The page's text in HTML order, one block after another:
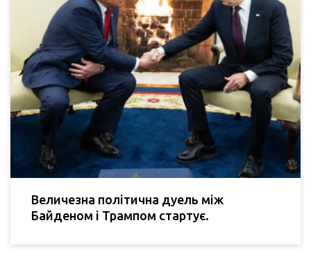
Величезна політична дуель між
Байденом і Трампом стартує.